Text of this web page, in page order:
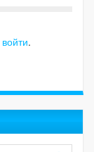
войти.